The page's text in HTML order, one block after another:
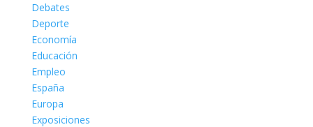
Debates
Deporte
Economía
Educación
Empleo
España
Europa
Exposiciones